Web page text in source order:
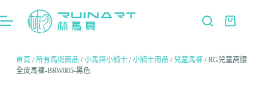
首頁 /所有馬術商品 /小馬與小騎士/小騎士用品 / 兒童馬褲/ RG兒童高腰
全皮馬褲-BRW005-黑色